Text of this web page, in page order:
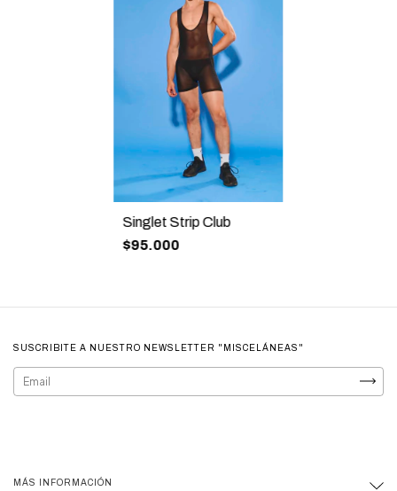
Singlet Strip Club
$95.000
SUSCRIBITE A NUESTRO NEWSLETTER "MISCELÁNEAS"
MÁS INFORMACIÓN